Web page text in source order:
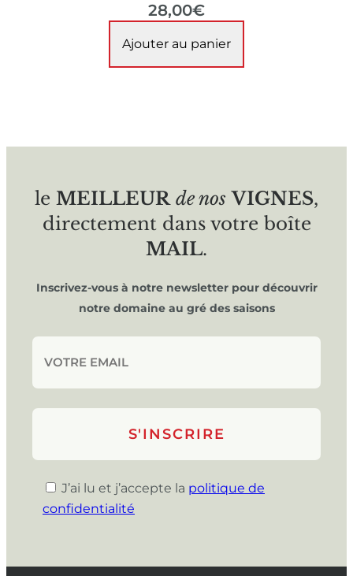
28,00€
Ajouter au panier
le MEILLEUR de nos VIGNES,
directement dans votre boîte
MAIL.
Inscrivez-vous à notre newsletter pour découvrir
notre domaine au gré des saisons
J’ai lu et j’accepte la politique de
confidentialité